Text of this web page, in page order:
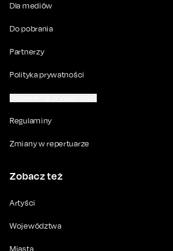
Dla mediów
Do pobrania
Partnerzy
Polityka prywatności
Regulaminy
Zmiany w repertuarze
Zobacz też
Artyści
Województwa
Miasta